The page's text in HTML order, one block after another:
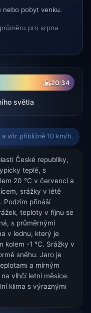
nebo pobyt venku.
pro srpna
🌇20:34
světla
a vítr přibližně 10 km/h.
České republiky,
teplé, s
20 °C v červenci a
srážky v létě
Podzim přináší
teploty v říjnu se
s průměrnými
v lednu, který je
kolem -1 °C. Srážky v
sněhu. Jaro je
a mírným
vlhčí letní měsíce.
klima s výraznými